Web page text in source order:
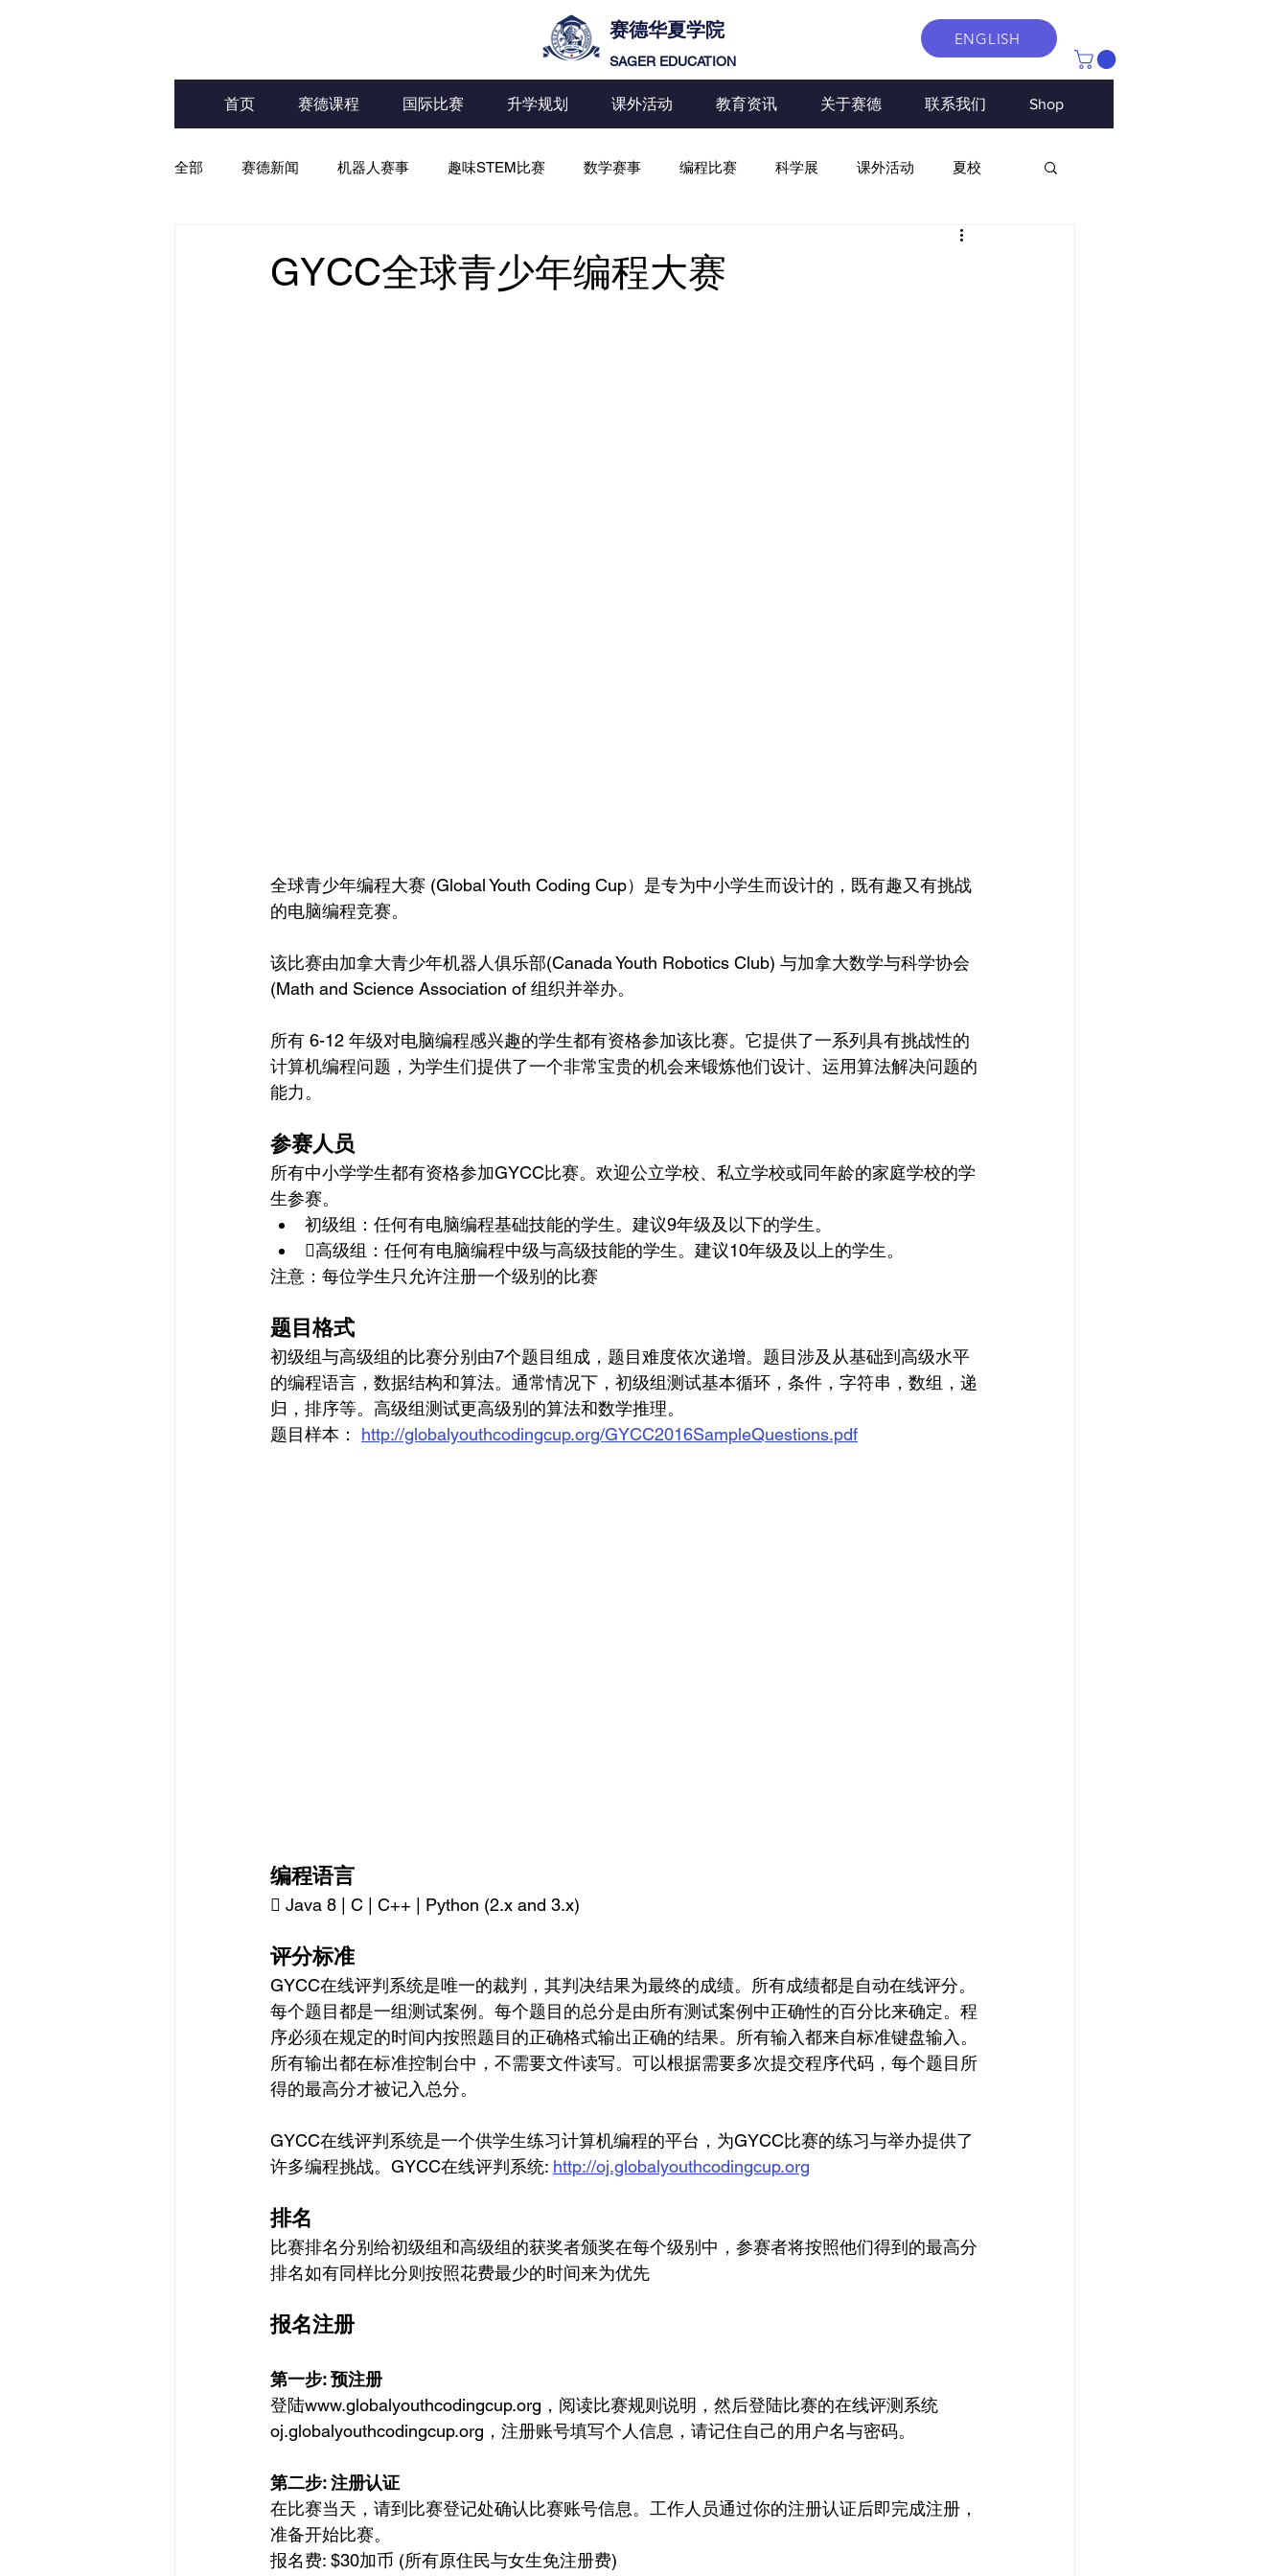
赛德华夏学院
SAGER EDUCATION
ENGLISH
首页 赛德课程 国际比赛 升学规划 课外活动 教育资讯 关于赛德 联系我们 Shop
全部 赛德新闻 机器人赛事 趣味STEM比赛 数学赛事 编程比赛 科学展 课外活动 夏校
GYCC全球青少年编程大赛
全球青少年编程大赛 (Global Youth Coding Cup）是专为中小学生而设计的，既有趣又有挑战
的电脑编程竞赛。
该比赛由加拿大青少年机器人俱乐部(Canada Youth Robotics Club) 与加拿大数学与科学协会
(Math and Science Association of 组织并举办。
所有 6-12 年级对电脑编程感兴趣的学生都有资格参加该比赛。它提供了一系列具有挑战性的
计算机编程问题，为学生们提供了一个非常宝贵的机会来锻炼他们设计、运用算法解决问题的
能力。
参赛人员
所有中小学学生都有资格参加GYCC比赛。欢迎公立学校、私立学校或同年龄的家庭学校的学
生参赛。
初级组：任何有电脑编程基础技能的学生。建议9年级及以下的学生。
高级组：任何有电脑编程中级与高级技能的学生。建议10年级及以上的学生。
注意：每位学生只允许注册一个级别的比赛
题目格式
初级组与高级组的比赛分别由7个题目组成，题目难度依次递增。题目涉及从基础到高级水平
的编程语言，数据结构和算法。通常情况下，初级组测试基本循环，条件，字符串，数组，递
归，排序等。高级组测试更高级别的算法和数学推理。
题目样本： http://globalyouthcodingcup.org/GYCC2016SampleQuestions.pdf
编程语言
 Java 8 | C | C++ | Python (2.x and 3.x)
评分标准
GYCC在线评判系统是唯一的裁判，其判决结果为最终的成绩。所有成绩都是自动在线评分。
每个题目都是一组测试案例。每个题目的总分是由所有测试案例中正确性的百分比来确定。程
序必须在规定的时间内按照题目的正确格式输出正确的结果。所有输入都来自标准键盘输入。
所有输出都在标准控制台中，不需要文件读写。可以根据需要多次提交程序代码，每个题目所
得的最高分才被记入总分。
GYCC在线评判系统是一个供学生练习计算机编程的平台，为GYCC比赛的练习与举办提供了
许多编程挑战。GYCC在线评判系统: http://oj.globalyouthcodingcup.org
排名
比赛排名分别给初级组和高级组的获奖者颁奖在每个级别中，参赛者将按照他们得到的最高分
排名如有同样比分则按照花费最少的时间来为优先
报名注册
第一步: 预注册
登陆www.globalyouthcodingcup.org，阅读比赛规则说明，然后登陆比赛的在线评测系统
oj.globalyouthcodingcup.org，注册账号填写个人信息，请记住自己的用户名与密码。
第二步: 注册认证
在比赛当天，请到比赛登记处确认比赛账号信息。工作人员通过你的注册认证后即完成注册，
准备开始比赛。
报名费: $30加币 (所有原住民与女生免注册费)